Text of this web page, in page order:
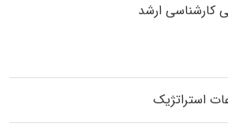
کارشناسی ارشد
استراتژیک